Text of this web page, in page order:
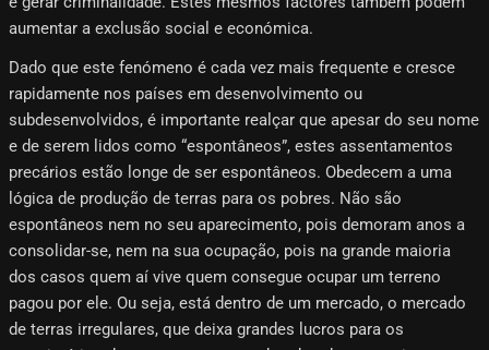
aumentar a exclusão social e económica.
Dado que este fenómeno é cada vez mais frequente e cresce
rapidamente nos países em desenvolvimento ou
subdesenvolvidos, é importante realçar que apesar do seu nome
e de serem lidos como “espontâneos”, estes assentamentos
precários estão longe de ser espontâneos. Obedecem a uma
lógica de produção de terras para os pobres. Não são
espontâneos nem no seu aparecimento, pois demoram anos a
consolidar-se, nem na sua ocupação, pois na grande maioria
dos casos quem aí vive quem consegue ocupar um terreno
pagou por ele. Ou seja, está dentro de um mercado, o mercado
de terras irregulares, que deixa grandes lucros para os